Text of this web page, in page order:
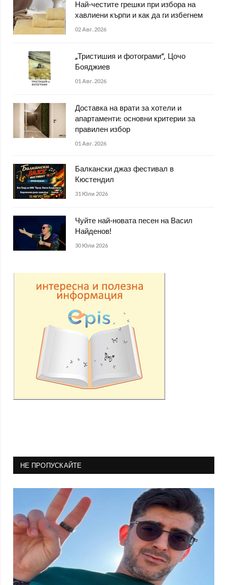
Най-честите грешки при избора на
хавлиени кърпи и как да ги избегнем
02 Авг. 2026
„Тристишия и фотограми“, Цочо
Бояджиев
01 Авг. 2026
Доставка на врати за хотели и
апартаменти: основни критерии за
правилен избор
01 Авг. 2026
Балкански джаз фестивал в
Кюстендил
31 Юли 2026
Чуйте най-новата песен на Васил
Найденов!
30 Юли 2026
НЕ ПРОПУСКАЙТЕ